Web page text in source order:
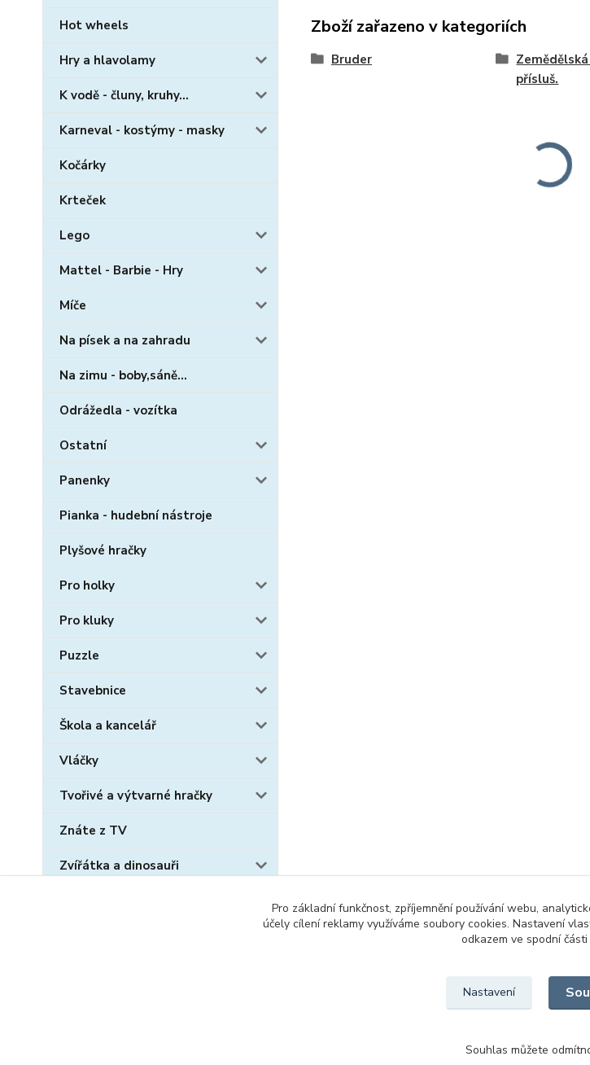
Hot wheels
Hry a hlavolamy
K vodě - čluny, kruhy...
Karneval - kostýmy - masky
Kočárky
Krteček
Lego
Mattel - Barbie - Hry
Míče
Na písek a na zahradu
Na zimu - boby,sáně...
Odrážedla - vozítka
Ostatní
Panenky
Pianka - hudební nástroje
Plyšové hračky
Pro holky
Pro kluky
Puzzle
Stavebnice
Škola a kancelář
Vláčky
Tvořivé a výtvarné hračky
Znáte z TV
Zvířátka a dinosauři
Zboží zařazeno v kategoriích
Bruder
přísluš.
Pro základní funkčnost, zpříjemnění používání webu,
účely cílení reklamy využíváme soubory cookies. Nastavení
odkazem ve spodní
Nastavení
Souhlas můžete